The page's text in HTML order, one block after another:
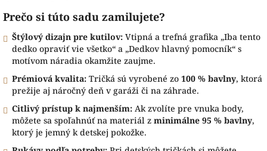
Prečo si túto sadu zamilujete?
Štýlový dizajn pre kutilov: Vtipná a trefná grafika „Iba tento
dedko opraviť vie všetko“ a „Dedkov hlavný pomocník“ s
motívom náradia okamžite zaujme.
Prémiová kvalita: Tričká sú vyrobené zo 100 % bavlny, ktorá
prežije aj náročný deň v garáži či na záhrade.
Citlivý prístup k najmenším: Ak zvolíte pre vnuka body,
môžete sa spoľahnúť na materiál z minimálne 95 % bavlny,
ktorý je jemný k detskej pokožke.